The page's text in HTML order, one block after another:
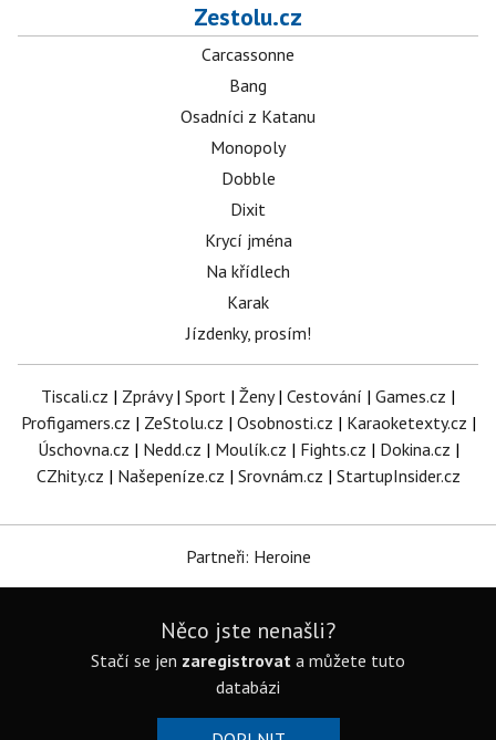
Zestolu.cz
Carcassonne
Bang
Osadníci z Katanu
Monopoly
Dobble
Dixit
Krycí jména
Na křídlech
Karak
Jízdenky, prosím!
Tiscali.cz | Zprávy| Sport | Ženy| Cestování | Games.cz |
Profigamers.cz | ZeStolu.cz | Osobnosti.cz | Karaoketexty.cz |
Úschovna.cz | Nedd.cz | Moulík.cz | Fights.cz | Dokina.cz |
CZhity.cz | Našepeníze.cz | Srovnám.cz | StartupInsider.cz
Partneři: Heroine
Něco jste nenašli?
Stačí se jen zaregistrovat a můžete tuto
databázi